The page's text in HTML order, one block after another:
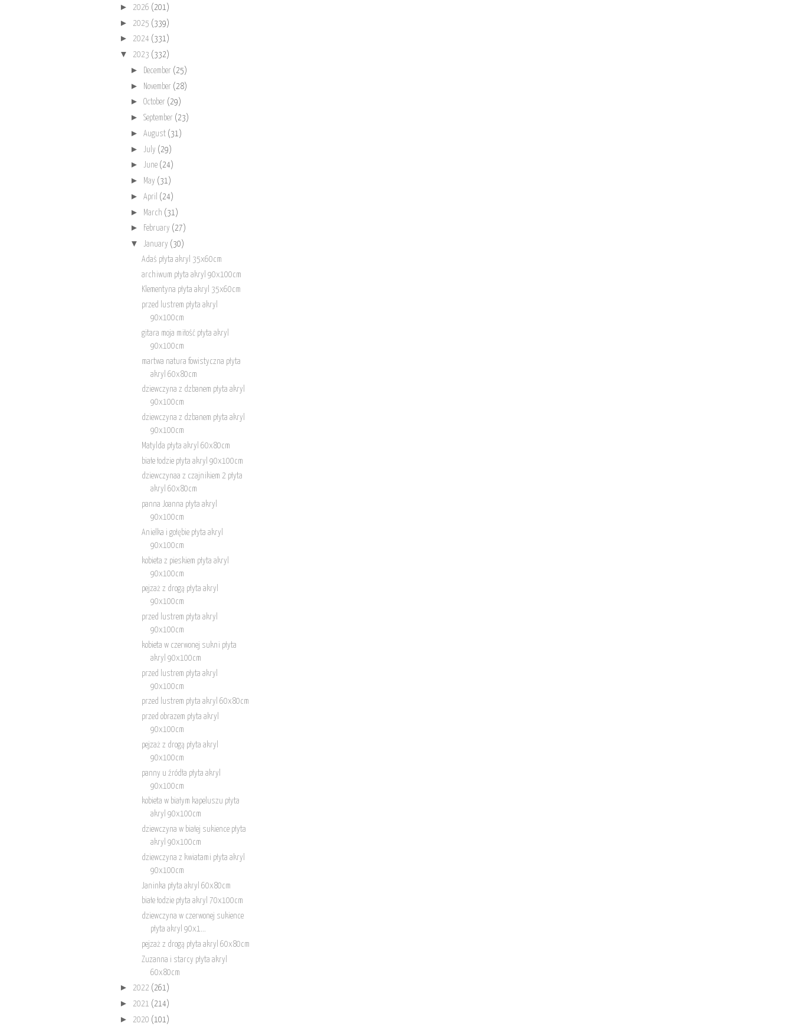
► 2026 (201)
► 2025 (339)
► 2024 (331)
▼ 2023 (332)
► December (25)
► November (28)
► October (29)
► September (23)
► August (31)
► July (29)
► June (24)
► May (31)
► April (24)
► March (31)
► February (27)
▼ January (30)
Adaś płyta akryl 35x60cm
archiwum płyta akryl 90x100cm
Klementyna płyta akryl 35x60cm
przed lustrem płyta akryl
90x100cm
gitara moja miłość płyta akryl
90x100cm
martwa natura fowistyczna płyta
akryl 60x80cm
dziewczyna z dzbanem płyta akryl
90x100cm
dziewczyna z dzbanem płyta akryl
90x100cm
Matylda płyta akryl 60x80cm
białe łodzie płyta akryl 90x100cm
dziewczynaa z czajnikiem 2 płyta
akryl 60x80cm
panna Joanna płyta akryl
90x100cm
Anielka i gołębie płyta akryl
90x100cm
kobieta z pieskiem płyta akryl
90x100cm
pejzaż z drogą płyta akryl
90x100cm
przed lustrem płyta akryl
90x100cm
kobieta w czerwonej sukni płyta
akryl 90x100cm
przed lustrem płyta akryl
90x100cm
przed lustrem płyta akryl 60x80cm
przed obrazem płyta akryl
90x100cm
pejzaż z drogą płyta akryl
90x100cm
panny u źródła płyta akryl
90x100cm
kobieta w białym kapeluszu płyta
akryl 90x100cm
dziewczyna w białej sukience płyta
akryl 90x100cm
dziewczyna z kwiatami płyta akryl
90x100cm
Janinka płyta akryl 60x80cm
białe łodzie płyta akryl 70x100cm
dziewczyna w czerwonej sukience
płyta akryl 90x1...
pejzaż z drogą płyta akryl 60x80cm
Zuzanna i starcy płyta akryl
60x80cm
► 2022 (261)
► 2021 (214)
► 2020 (101)